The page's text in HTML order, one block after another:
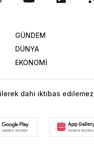
GÜNDEM
DÜNYA
EKONOMİ
dahi iktibas